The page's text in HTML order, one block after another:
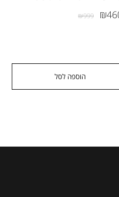
הוספה לסל
₪999 ₪